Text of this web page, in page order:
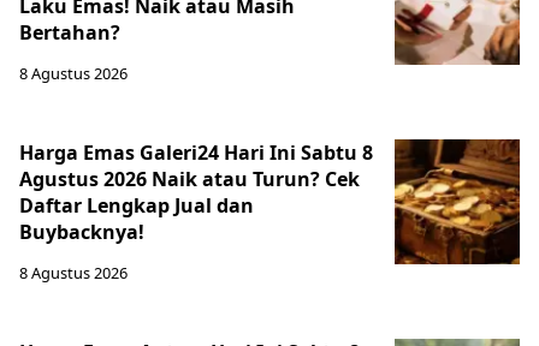
Laku Emas! Naik atau Masih
Bertahan?
8 Agustus 2026
Harga Emas Galeri24 Hari Ini Sabtu 8
Agustus 2026 Naik atau Turun? Cek
Daftar Lengkap Jual dan
Buybacknya!
8 Agustus 2026